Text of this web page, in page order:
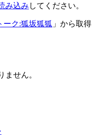
み込み してください。
ーク:狐坂狐狐 」から取得
ません。